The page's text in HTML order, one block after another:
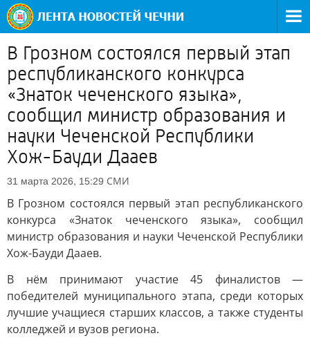
В Грозном состоялся первый этап
республиканского конкурса
«Знаток чеченского языка»,
сообщил министр образования и
науки Чеченской Республики
Хож-Бауди Дааев
31 марта 2026, 15:29 СМИ
В Грозном состоялся первый этап республиканского
конкурса «Знаток чеченского языка», сообщил
министр образования и науки Чеченской Республики
Хож-Бауди Дааев.
В нём принимают участие 45 финалистов —
победителей муниципального этапа, среди которых
лучшие учащиеся старших классов, а также студенты
колледжей и вузов региона.